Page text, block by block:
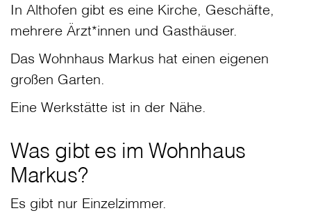
In Althofen gibt es eine Kirche, Geschäfte,
mehrere Ärzt*innen und Gasthäuser.
Das Wohnhaus Markus hat einen eigenen
großen Garten.
Eine Werkstätte ist in der Nähe.
Was gibt es im Wohnhaus
Markus?
Es gibt nur Einzelzimmer.